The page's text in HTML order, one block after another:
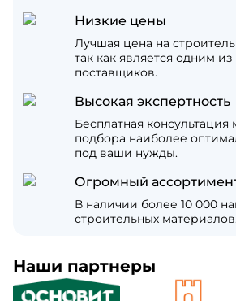
Низкие цены
Лучшая цена на
так как является одним
поставщиков.
Высокая экспертность
Бесплатная
подбора наиболее
под ваши нужды.
Огромный
В наличии более 10 000
строительных материалов.
Наши партнеры